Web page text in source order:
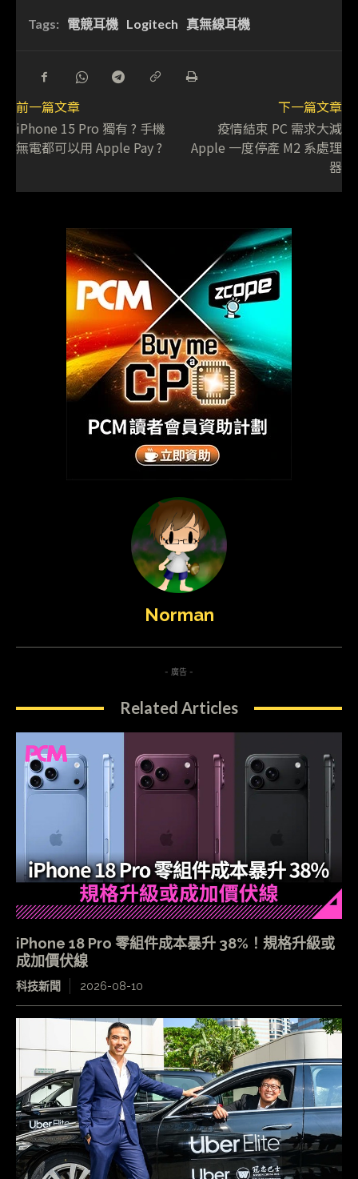
Tags: 電競耳機 Logitech 真無線耳機
前一篇文章
iPhone 15 Pro 獨有 ? 手機
無電都可以用 Apple Pay ?
下一篇文章
疫情結束 PC 需求大減
Apple 一度停產 M2 系處理
器
Norman
- 廣告 -
Related Articles
iPhone 18 Pro 零組件成本暴升 38%！規格升級或
成加價伏線
科技新聞 2026-08-10